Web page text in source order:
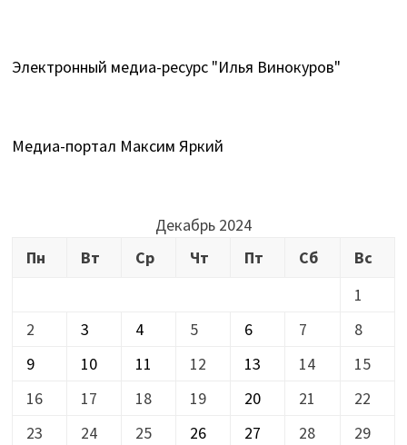
Электронный медиа-ресурс "Илья Винокуров"
Медиа-портал Максим Яркий
Декабрь 2024
Пн
Вт Ср Чт Пт Сб
Вс
1
2
3 4 5 6 7
8
9
10 11 12 13 14
15
16
17 18 19 20 21
22
23
24 25 26 27 28
29